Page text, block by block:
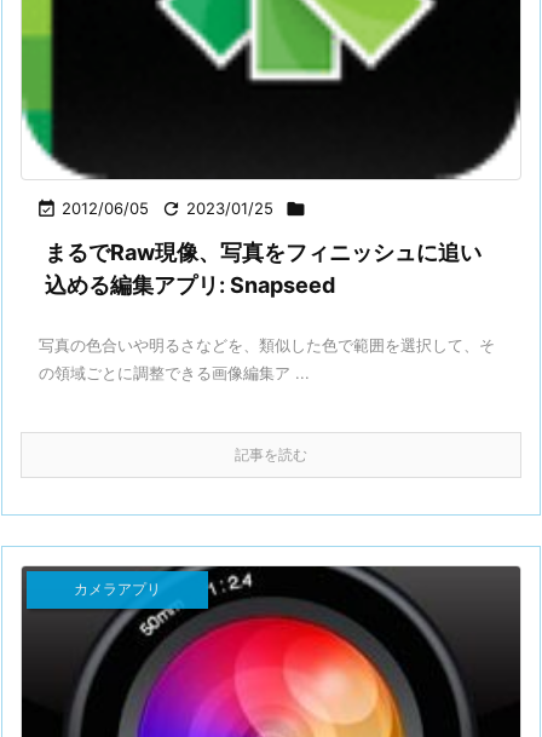
 2012/06/05  2023/01/25 
まるでRaw現像、写真をフィニッシュに追い
込める編集アプリ: Snapseed
写真の色合いや明るさなどを、類似した色で範囲を選択して、そ
の領域ごとに調整できる画像編集ア ...
記事を読む
カメラアプリ